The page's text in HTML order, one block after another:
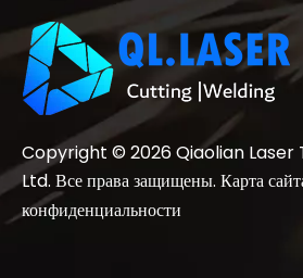
Copyright © 2026Qiaolian Laser
Ltd. Все права защищены. Карта
конфиденциальности